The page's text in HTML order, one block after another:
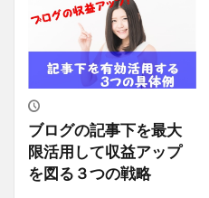
ブログの記事下を最大
限活用して収益アップ
を図る３つの戦略